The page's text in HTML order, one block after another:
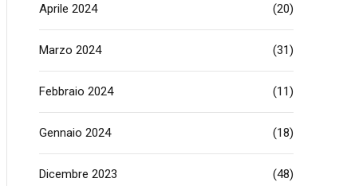
Aprile 2024 (20)
Marzo 2024 (31)
Febbraio 2024 (11)
Gennaio 2024 (18)
Dicembre 2023 (48)